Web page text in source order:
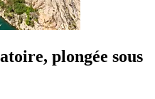
plongée sous